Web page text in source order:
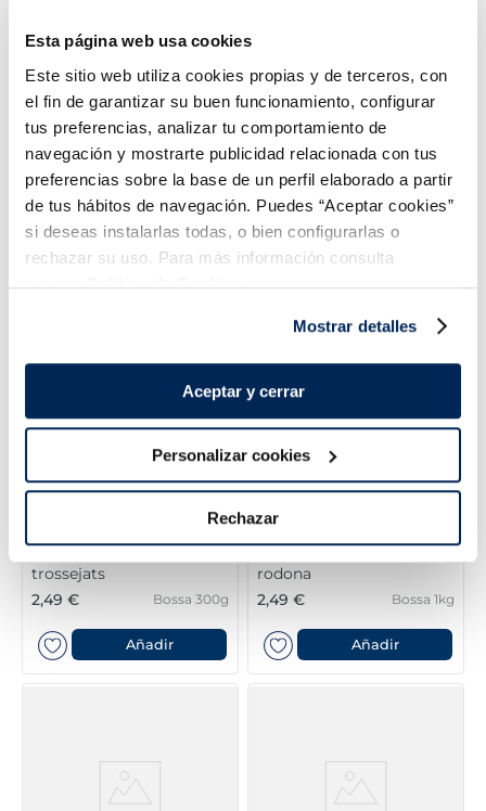
Esta página web usa cookies
Este sitio web utiliza cookies propias y de terceros, con
el fin de garantizar su buen funcionamiento, configurar
tus preferencias, analizar tu comportamiento de
navegación y mostrarte publicidad relacionada con tus
preferencias sobre la base de un perfil elaborado a partir
de tus hábitos de navegación. Puedes “Aceptar cookies”
si deseas instalarlas todas, o bien configurarlas o
rechazar su uso. Para más información consulta
nuestraPolítica de Cookies.
Mostrar detalles
Aceptar y cerrar
Personalizar cookies
Rechazar
Revoltim d'alls, espàrrecs
i gambes
3,49 €
Bossa 450 g
Espàrrec de marge extrafi
3,49 € Bossa 300g
trossejats
2,49 €
Bossa 300g
Añadir
rodona
2,49 €
Bossa 1kg
Añadir